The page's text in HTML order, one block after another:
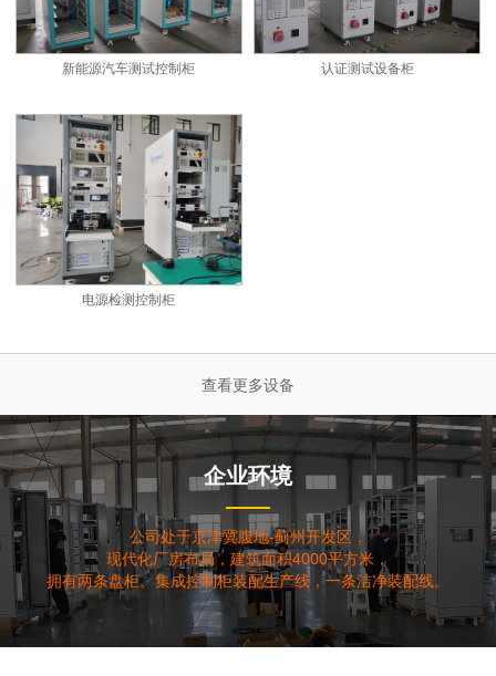
新能源汽车测试控制柜 认证测试设备柜
电源检测控制柜
查看更多设备
企业环境
公司处于京津冀腹地-蓟州开发区，
现代化厂房布局，建筑面积4000平方米，
拥有两条盘柜、集成控制柜装配生产线，一条洁净装配线。